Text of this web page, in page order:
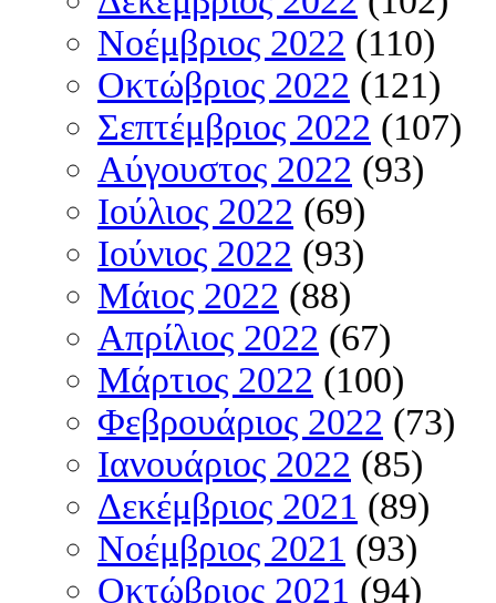
Νοέμβριος 2022 (110)
Οκτώβριος 2022 (121)
Σεπτέμβριος 2022 (107)
Αύγουστος 2022 (93)
Ιούλιος 2022 (69)
Ιούνιος 2022 (93)
Μάιος 2022 (88)
Απρίλιος 2022 (67)
Μάρτιος 2022 (100)
Φεβρουάριος 2022 (73)
Ιανουάριος 2022 (85)
Δεκέμβριος 2021 (89)
Νοέμβριος 2021 (93)
Οκτώβριος 2021 (94)